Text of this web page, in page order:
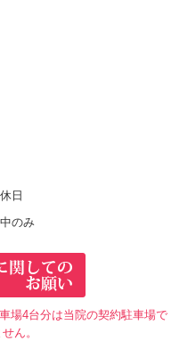
日
のみ
場4台分は当院の契約駐車場で
ん。